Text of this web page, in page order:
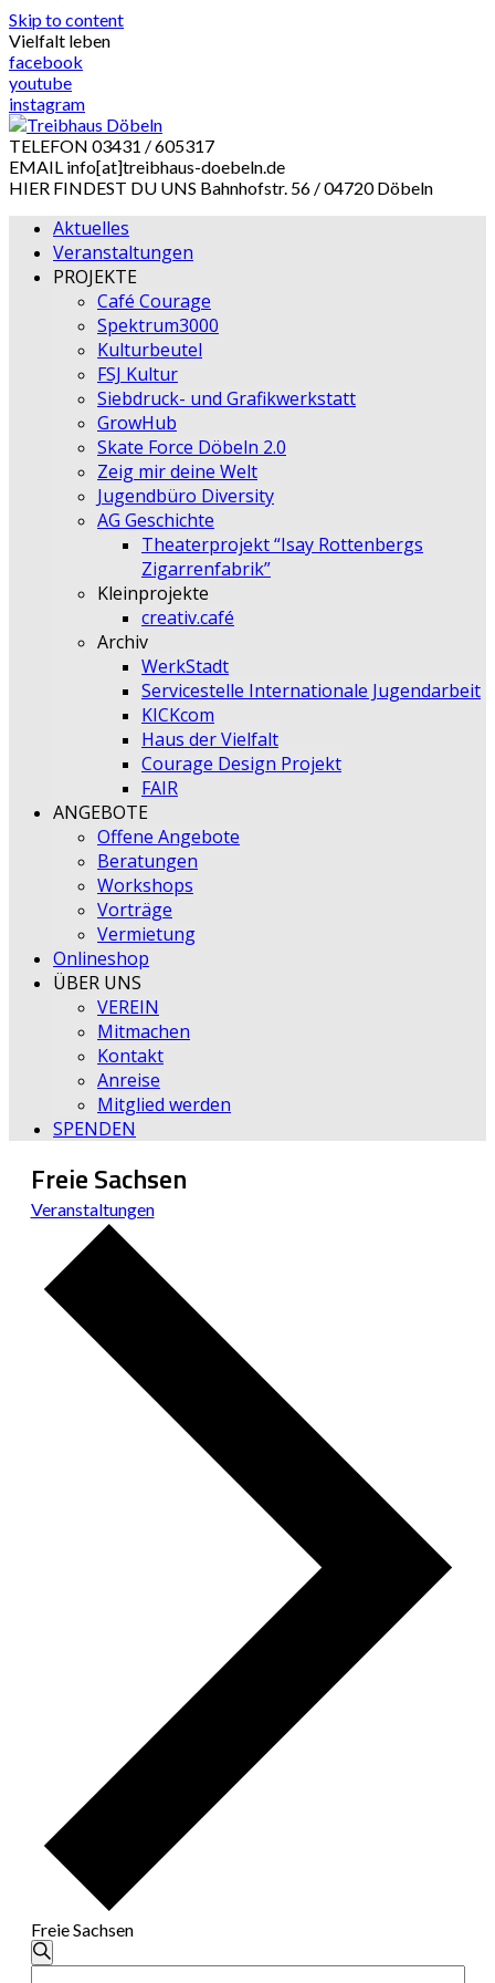
Skip to content
Vielfalt leben
facebook
youtube
instagram
TELEFON 03431 / 605317
EMAIL info[at]treibhaus-doebeln.de
HIER FINDEST DU UNS Bahnhofstr. 56 / 04720 Döbeln
Aktuelles
Veranstaltungen
PROJEKTE
Café Courage
Spektrum3000
Kulturbeutel
FSJ Kultur
Siebdruck- und Grafikwerkstatt
GrowHub
Skate Force Döbeln 2.0
Zeig mir deine Welt
Jugendbüro Diversity
AG Geschichte
Theaterprojekt “Isay Rottenbergs
Zigarrenfabrik”
Kleinprojekte
creativ.café
Archiv
WerkStadt
Servicestelle Internationale Jugendarbeit
KICKcom
Haus der Vielfalt
Courage Design Projekt
FAIR
ANGEBOTE
Offene Angebote
Beratungen
Workshops
Vorträge
Vermietung
Onlineshop
ÜBER UNS
VEREIN
Mitmachen
Kontakt
Anreise
Mitglied werden
SPENDEN
Freie Sachsen
Veranstaltungen
Freie Sachsen
Veranstaltungen
Suche